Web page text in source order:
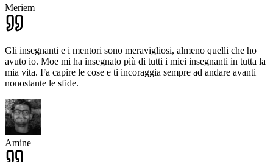
Meriem
Gli insegnanti e i mentori sono meravigliosi, almeno quelli che ho
avuto io. Moe mi ha insegnato più di tutti i miei insegnanti in tutta la
mia vita. Fa capire le cose e ti incoraggia sempre ad andare avanti
nonostante le sfide.
Amine